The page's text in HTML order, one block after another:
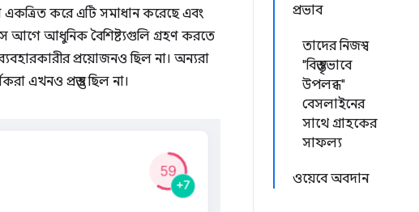
প্রভাব
তাদের নিজস্ব
"বিস্তৃতভাবে
উপলব্ধ"
বেসলাইনের
সাথে গ্রাহকের
সাফল্য
ওয়েবে অবদান
করে এটি সমাধান করেছে এবং
আগে আধুনিক বৈশিষ্ট্যগুলি গ্রহণ করতে
প্রয়োজনও ছিল না। অন্যরা
এখনও প্রস্তুত ছিল না।